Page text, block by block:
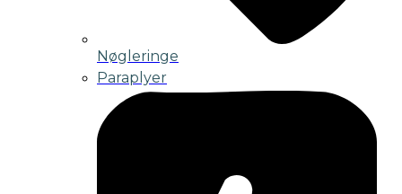
Nøgleringe
Paraplyer